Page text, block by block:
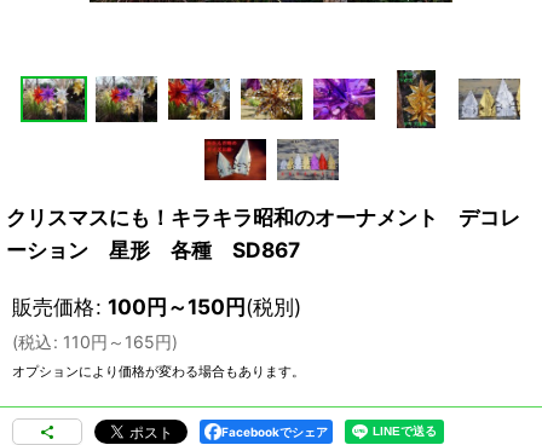
クリスマスにも！キラキラ昭和のオーナメント デコレ
ーション 星形 各種 SD867
販売価格: 100円～150円(税別)
(税込: 110円 ～165円)
オプションにより価格が変わる場合もあります。
Facebookでシェア